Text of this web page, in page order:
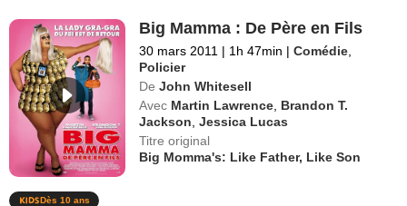
Big Mamma : De Père en Fils
30 mars 2011 | 1h 47min | Comédie
Policier
De John Whitesell
Avec Martin Lawrence Brandon T.
Jackson ,Jessica Lucas
Titre original
Big Momma's: Like Father, Like Son
Dès 10 ans